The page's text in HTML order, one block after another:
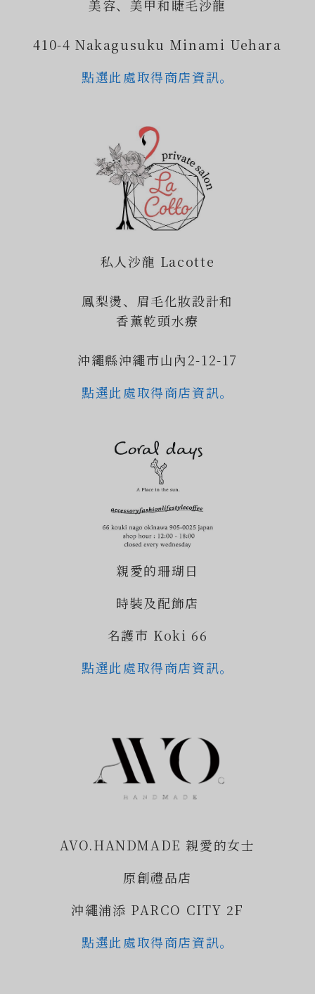
美容、美甲和睫毛沙龍
410-4 Nakagusuku Minami Uehara
點選此處取得商店資訊。
私人沙龍 Lacotte
鳳梨燙、眉毛化妝設計和
香薰乾頭水療
沖繩縣沖繩市山內2-12-17
點選此處取得商店資訊。
親愛的珊瑚日
時裝及配飾店
名護市 Koki 66
點選此處取得商店資訊。
AVO.HANDMADE 親愛的女士
原創禮品店
沖繩浦添 PARCO CITY 2F
點選此處取得商店資訊。